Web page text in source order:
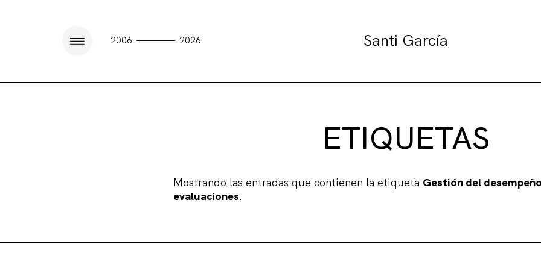
Santi García
2006 ———— 2026
ETIQUETAS
Mostrando las entradas que contienen la etiqueta Gestión del
evaluaciones.